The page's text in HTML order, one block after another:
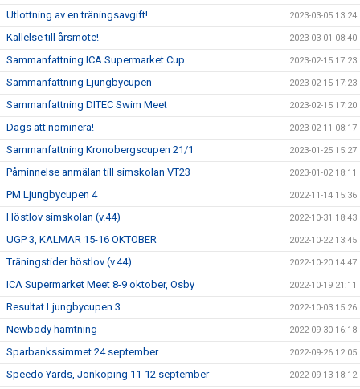
Utlottning av en träningsavgift! 2023-03-05 13:24
Kallelse till årsmöte! 2023-03-01 08:40
Sammanfattning ICA Supermarket Cup 2023-02-15 17:23
Sammanfattning Ljungbycupen 2023-02-15 17:23
Sammanfattning DITEC Swim Meet 2023-02-15 17:20
Dags att nominera! 2023-02-11 08:17
Sammanfattning Kronobergscupen 21/1 2023-01-25 15:27
Påminnelse anmälan till simskolan VT23 2023-01-02 18:11
PM Ljungbycupen 4 2022-11-14 15:36
Höstlov simskolan (v.44) 2022-10-31 18:43
UGP 3, KALMAR 15-16 OKTOBER 2022-10-22 13:45
Träningstider höstlov (v.44) 2022-10-20 14:47
ICA Supermarket Meet 8-9 oktober, Osby 2022-10-19 21:11
Resultat Ljungbycupen 3 2022-10-03 15:26
Newbody hämtning 2022-09-30 16:18
Sparbankssimmet 24 september 2022-09-26 12:05
Speedo Yards, Jönköping 11-12 september 2022-09-13 18:12